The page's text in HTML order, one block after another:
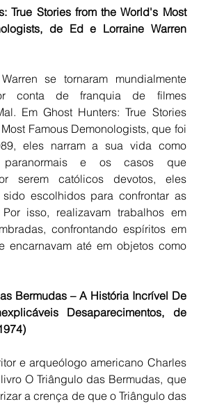
True Stories from the World's Most
de Ed e Lorraine Warren
se tornaram mundialmente
conta de franquia de filmes
Em Ghost Hunters: True Stories
Famous Demonologists, que foi
eles narram a sua vida como
paranormais e os casos que
serem católicos devotos, eles
escolhidos para confrontar as
isso, realizavam trabalhos em
confrontando espíritos em
encarnavam até em objetos como
Bermudas – A História Incrível De
Desaparecimentos, de
e arqueólogo americano Charles
O Triângulo das Bermudas, que
a crença de que o Triângulo das